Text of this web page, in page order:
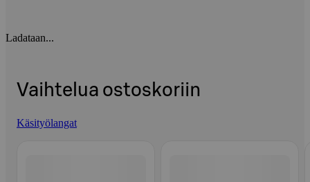
Ladataan...
Vaihtelua ostoskoriin
Käsityölangat